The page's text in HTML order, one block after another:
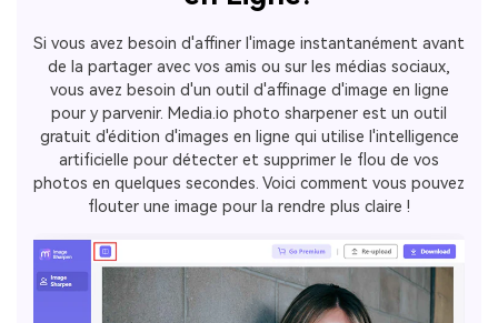
Si vous avez besoin d'affiner l'image instantanément avant
de la partager avec vos amis ou sur les médias sociaux,
vous avez besoin d'un outil d'affinage d'image en ligne
pour y parvenir. Media.io photo sharpener est un outil
gratuit d'édition d'images en ligne qui utilise l'intelligence
artificielle pour détecter et supprimer le flou de vos
photos en quelques secondes. Voici comment vous pouvez
flouter une image pour la rendre plus claire !